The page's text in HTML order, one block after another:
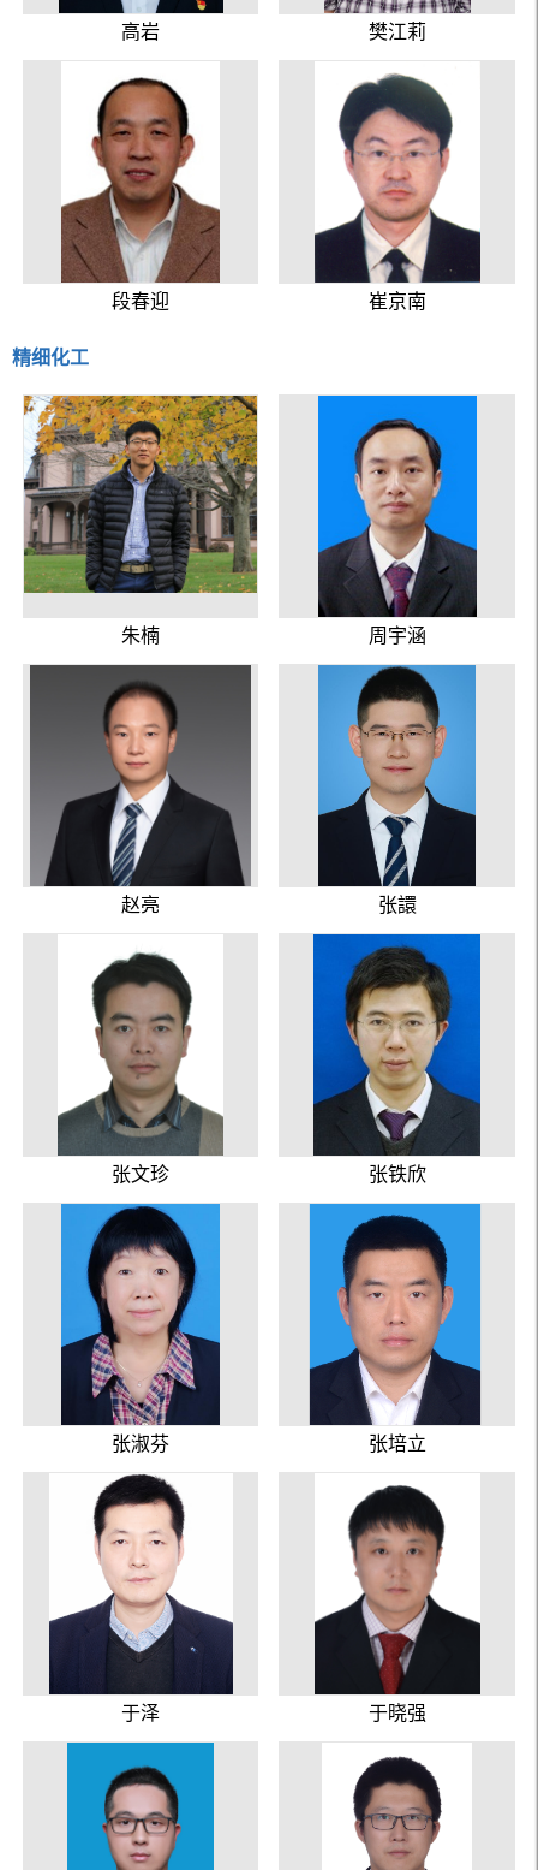
高岩 樊江莉
段春迎 崔京南
精细化工
朱楠 周宇涵
赵亮 张譞
张文珍 张铁欣
张淑芬 张培立
于泽 于晓强